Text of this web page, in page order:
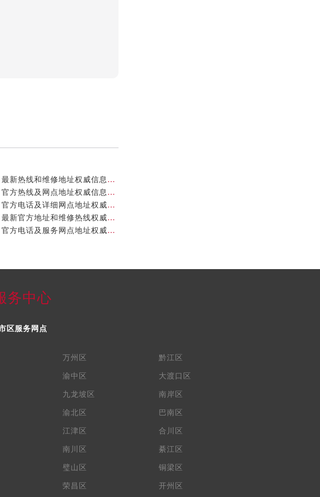
重庆帝舵官方售后服务中心｜最新热线和维修地址权威信息公示（2026年7月最新）
重庆帝舵官方售后服务中心｜官方热线及网点地址权威信息公示（2026年7月最新）
重庆帝舵官方售后服务中心｜官方电话及详细网点地址权威信息公示（2026年7月最新）
重庆帝舵官方售后服务中心｜最新官方地址和维修热线权威信息公示（2026年7月最新）
重庆帝舵官方售后服务中心｜官方电话及服务网点地址权威信息公示（2026年7月最新）
务中心
区服务网点
万州区 黔江区
渝中区 大渡口区
九龙坡区 南岸区
渝北区 巴南区
江津区 合川区
南川区 綦江区
璧山区 铜梁区
荣昌区 开州区